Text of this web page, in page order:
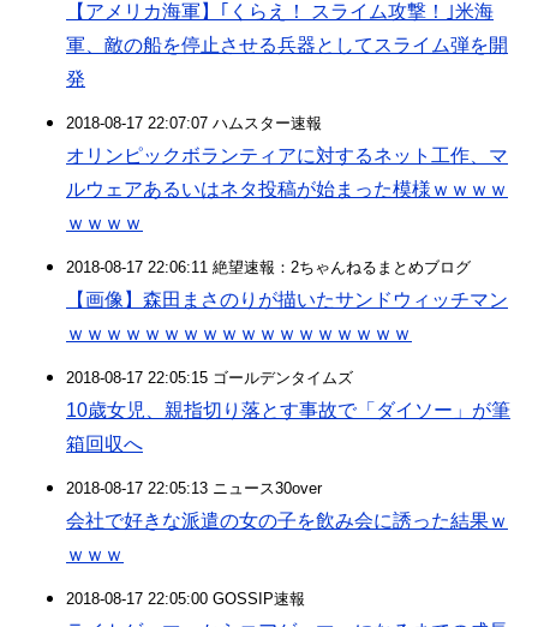
【アメリカ海軍】｢くらえ！ スライム攻撃！｣米海
軍、敵の船を停止させる兵器としてスライム弾を開
発
2018-08-17 22:07:07 ハムスター速報
オリンピックボランティアに対するネット工作、マ
ルウェアあるいはネタ投稿が始まった模様ｗｗｗｗ
ｗｗｗｗ
2018-08-17 22:06:11 絶望速報：2ちゃんねるまとめブログ
【画像】森田まさのりが描いたサンドウィッチマン
ｗｗｗｗｗｗｗｗｗｗｗｗｗｗｗｗｗｗ
2018-08-17 22:05:15 ゴールデンタイムズ
10歳女児、親指切り落とす事故で「ダイソー」が筆
箱回収へ
2018-08-17 22:05:13 ニュース30over
会社で好きな派遣の女の子を飲み会に誘った結果ｗ
ｗｗｗ
2018-08-17 22:05:00 GOSSIP速報